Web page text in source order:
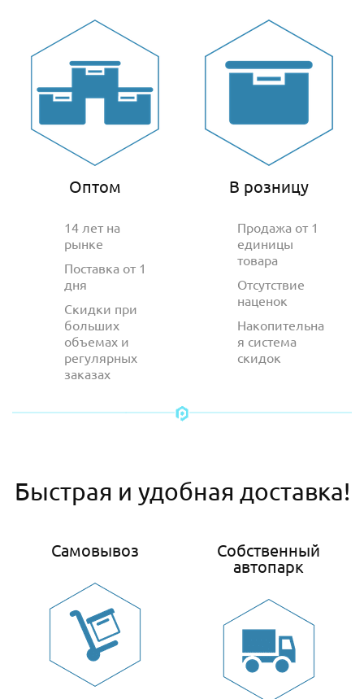
Оптом
14 лет на
рынке
Поставка от 1
дня
Скидки при
больших
объемах и
регулярных
заказах
В розницу
Продажа от 1
единицы
товара
Отсутствие
наценок
Накопительна
я система
скидок
Быстрая и удобная доставка!
Самовывоз
Собственный
автопарк